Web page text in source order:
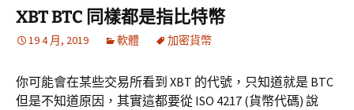
XBT BTC 同樣都是指比特幣
19 4 月, 2019 軟體 加密貨幣
你可能會在某些交易所看到 XBT 的代號，只知道就是 BTC
但是不知道原因，其實這都要從 ISO 4217 (貨幣代碼) 說